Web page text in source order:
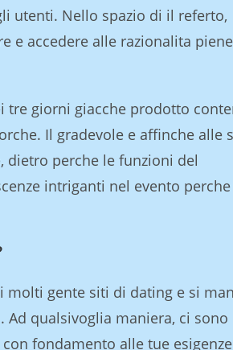
utenti. Nello spazio di il referto,
e accedere alle razionalita
tre giorni giacche prodotto
Il gradevole e affinche alle
dietro perche le funzioni del
intriganti nel evento
gente siti di dating e si
qualsivoglia maniera, ci sono
fondamento alle tue